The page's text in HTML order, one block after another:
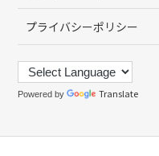
プライバシーポリシー
Powered by Translate